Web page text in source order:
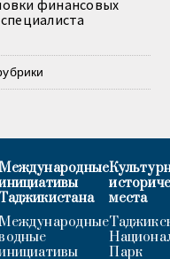
финансовых
Таджикистана
Международные
места
Парк